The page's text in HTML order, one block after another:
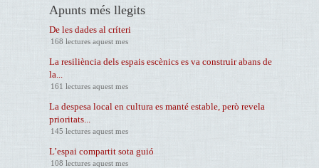
Apunts més llegits
De les dades al críteri
168 lectures aquest mes
La resiliència dels espais escènics es va construir abans de
la...
161 lectures aquest mes
La despesa local en cultura es manté estable, però revela
prioritats...
145 lectures aquest mes
L’espai compartit sota guió
108 lectures aquest mes